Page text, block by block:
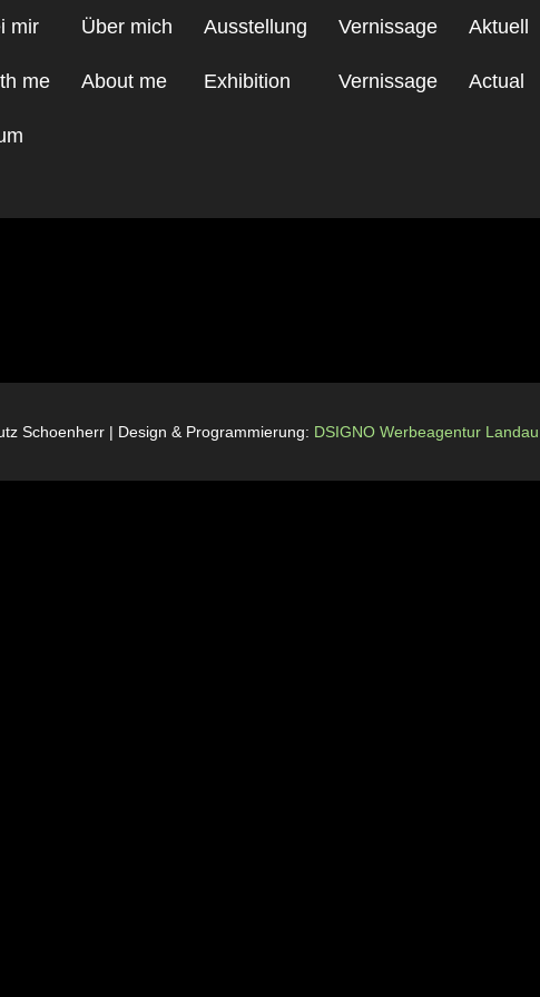
mir
me
Über mich
About me
Ausstellung
Exhibition
Vernissage
Vernissage
Aktuell
Actual
Schoenherr | Design & Programmierung: DSIGNO Werbeagentur Landau